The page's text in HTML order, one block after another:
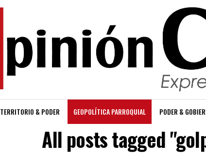
TERRITORIO & PODER GEOPOLÍTICA PARROQUIAL PODER &
All posts tagged